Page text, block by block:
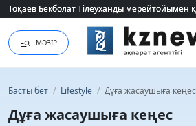
Тоқаев Бекболат Тілеуханды мерейтойымен
Тоқаев Бекболат Тілеуханды мерейтойымен
МӘЗІР
Басты бет / Lifestyle / Дұға жасаушыға кеңес
Дұға жасаушыға кеңес